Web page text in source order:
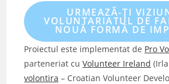
URMEAZĂ-ȚI
VOLUNTARIATUL DE
NOUĂ FORMĂ DE
Proiectul este implementat de Pro
parteneriat cuVolunteer Ireland
volontira – Croatian Volunteer